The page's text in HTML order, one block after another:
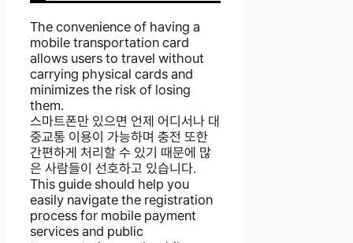
The convenience of having a
mobile transportation card
allows users to travel without
carrying physical cards and
minimizes the risk of losing
them.
스마트폰만 있으면 언제 어디서나 대
중교통 이용이 가능하며 충전 또한
간편하게 처리할 수 있기 때문에 많
은 사람들이 선호하고 있습니다.
This guide should help you
easily navigate the registration
process for mobile payment
services and public